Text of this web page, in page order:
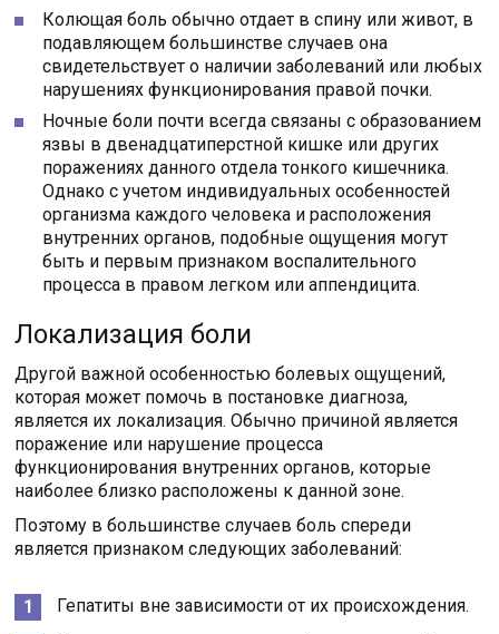
Колющая боль обычно отдает в спину или живот, в
подавляющем большинстве случаев она
свидетельствует о наличии заболеваний или любых
нарушениях функционирования правой почки.
Ночные боли почти всегда связаны с образованием
язвы в двенадцатиперстной кишке или других
поражениях данного отдела тонкого кишечника.
Однако с учетом индивидуальных особенностей
организма каждого человека и расположения
внутренних органов, подобные ощущения могут
быть и первым признаком воспалительного
процесса в правом легком или аппендицита.
Локализация боли
Другой важной особенностью болевых ощущений,
которая может помочь в постановке диагноза,
является их локализация. Обычно причиной является
поражение или нарушение процесса
функционирования внутренних органов, которые
наиболее близко расположены к данной зоне.
Поэтому в большинстве случаев боль спереди
является признаком следующих заболеваний:
Гепатиты вне зависимости от их происхождения.